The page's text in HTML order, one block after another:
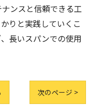
ンスと信頼できる工
りと実践していくこ
長いスパンでの使用
次のページ >